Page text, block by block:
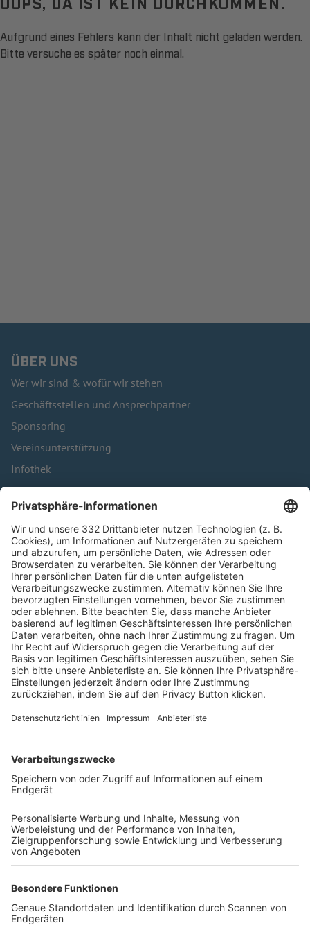
Aufgrund eines Fehlers kann der Inhalt nicht geladen werden.
Bitte versuche es später noch einmal.
ÜBER UNS
Wer wir sind & wofür wir stehen
Geschäftsstellen und Ansprechpartner
Sponsoring
Vereinsunterstützung
Infothek
Kontakt
HÄUFIG BESUCHTE SEITEN
Pässe und Vereinswechsel
Trainerausbildung
Schulungsangebot Vereinsmitarbeiter
BFV-Geschäftsstellen
Trainerbörse
Login SpielPlus
FOLGE DEM BFV
TOP-VEREINE
TOP-PARTNER